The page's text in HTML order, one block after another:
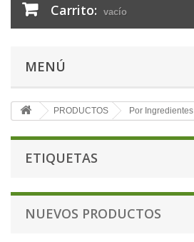
Carrito: vacío
MENÚ
PRODUCTOS Por Ingredientes
ETIQUETAS
NUEVOS PRODUCTOS